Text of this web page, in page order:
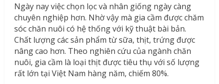
Ngày nay việc chọn lọc và nhân giống ngày càng
chuyên nghiệp hơn. Nhờ vậy mà gia cầm được chăm
sóc chăn nuôi có hệ thống với kỹ thuật bài bản.
Chất lượng các sản phẩm từ sữa, thịt, trứng được
nâng cao hơn. Theo nghiên cứu của ngành chăn
nuôi, gia cầm là loại thịt được tiêu thụ với số lượng
rất lớn tại Việt Nam hàng năm, chiếm 80%.